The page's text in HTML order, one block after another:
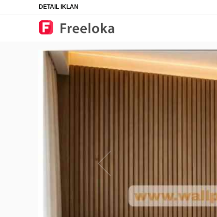
DETAIL IKLAN